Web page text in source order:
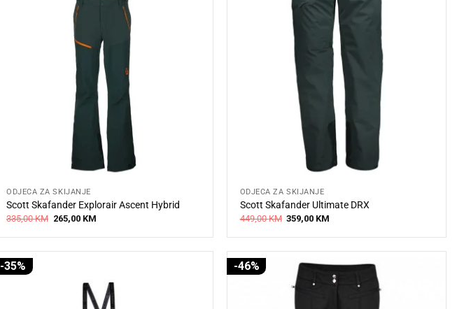
ODJEĆA ZA SKIJANJE
Scott Skafander Explorair Ascent Hybrid
335,00KM Original
price
265,00 KMCurrent
ODJEĆA ZA SKIJANJE
Scott Skafander Ultimate DRX
449,00KM Original
price
359,00 KM
-35% -46%